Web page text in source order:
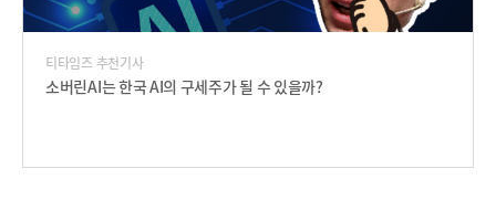
티타임즈 추천기사
소버린AI는 한국 AI의 구세주가 될 수 있을까?